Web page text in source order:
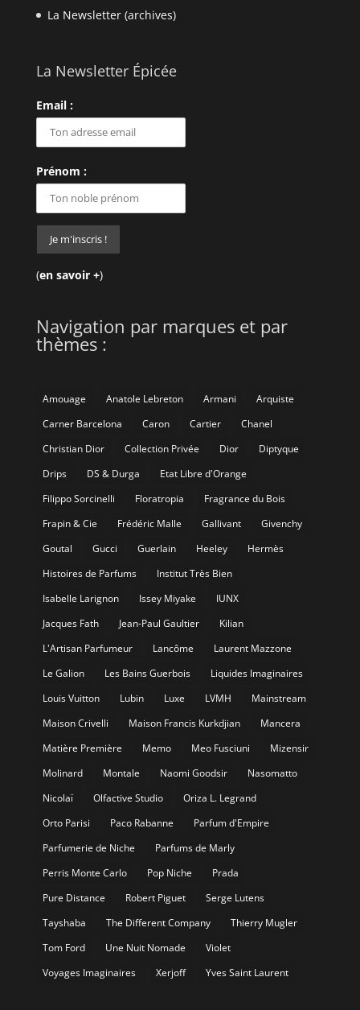
La Newsletter (archives)
La Newsletter Épicée
Email :
Prénom :
(en savoir +)
Navigation par marques et par
thèmes :
Amouage Anatole Lebreton Armani
Arquiste
Carner Barcelona
Caron Cartier
Chanel
Christian Dior
Collection Privée Dior
Diptyque
Drips
DS & Durga
Etat Libre d'Orange
Filippo Sorcinelli
Floratropia
Fragrance du Bois
Frapin & Cie
Frédéric Malle Gallivant
Givenchy
Goutal
Gucci Guerlain Heeley
Hermès
Histoires de Parfums
Institut Très Bien
Isabelle Larignon
Issey Miyake
IUNX
Jacques Fath
Jean-Paul Gaultier
Kilian
L'Artisan Parfumeur
Lancôme
Laurent Mazzone
Le Galion
Les Bains Guerbois
Liquides Imaginaires
Louis Vuitton
Lubin Luxe LVMH
Mainstream
Maison Crivelli
Maison Francis Kurkdjian
Mancera
Matière Première
Memo Meo Fusciuni
Mizensir
Molinard
Montale Naomi Goodsir
Nasomatto
Nicolaï
Olfactive Studio
Oriza L. Legrand
Orto Parisi
Paco Rabanne
Parfum d'Empire
Parfumerie de Niche
Parfums de Marly
Perris Monte Carlo
Pop Niche
Prada
Pure Distance
Robert Piguet
Serge Lutens
Tayshaba
The Different Company
Thierry Mugler
Tom Ford
Une Nuit Nomade
Violet
Voyages Imaginaires
Xerjoff Yves Saint Laurent